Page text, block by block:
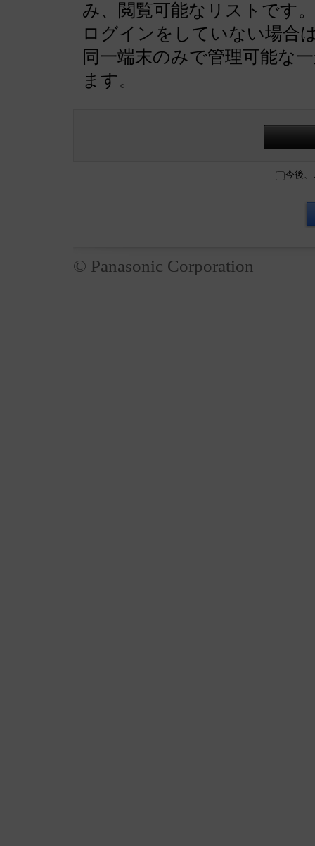
み、閲覧可能なリストです。
ログインをしていない場合
同一端末のみで管理可能な
ます。
今後、
© Panasonic Corporation